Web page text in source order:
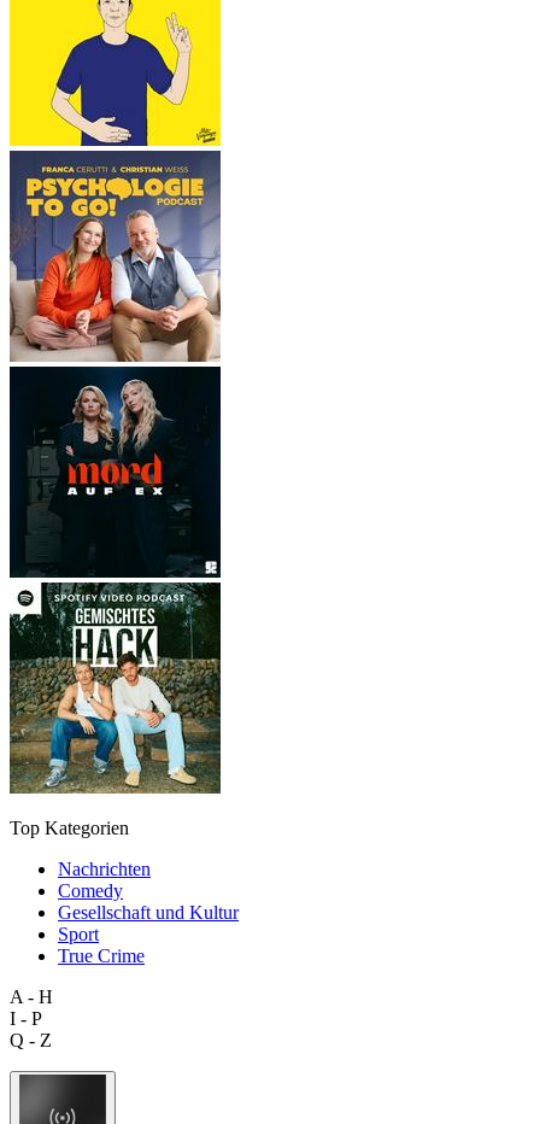
Top Kategorien
Nachrichten
Comedy
Gesellschaft und Kultur
Sport
True Crime
A - H
I - P
Q - Z